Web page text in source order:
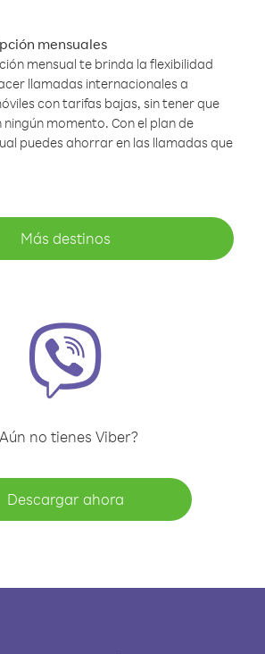
mensuales
mensual te brinda la flexibilidad
llamadas internacionales a
con tarifas bajas, sin tener que
ningún momento. Con el plan de
puedes ahorrar en las llamadas que
Más destinos
no tienes Viber?
Descargar ahora